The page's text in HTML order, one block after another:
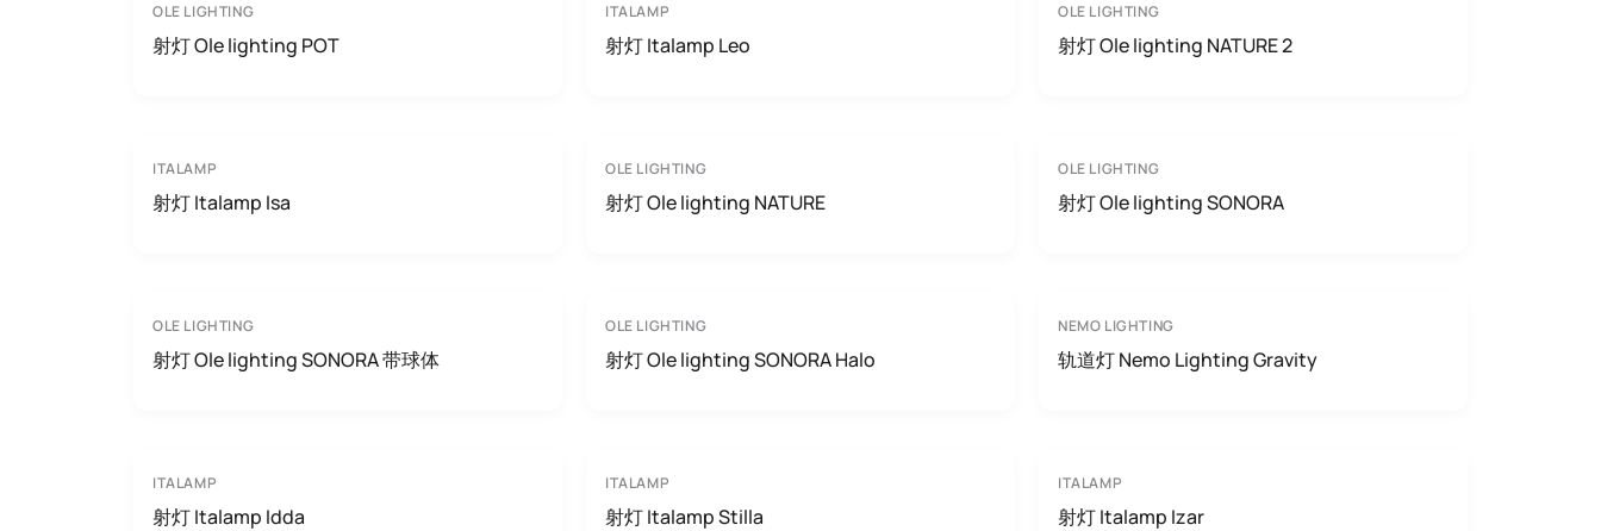
OLE LIGHTING
射灯 Ole lighting POT
ITALAMP
射灯 Italamp Leo
OLE LIGHTING
射灯 Ole lighting NATURE 2
ITALAMP
射灯 Italamp Isa
OLE LIGHTING
射灯 Ole lighting NATURE
OLE LIGHTING
射灯 Ole lighting SONORA
OLE LIGHTING
射灯 Ole lighting SONORA 带球体
OLE LIGHTING
射灯 Ole lighting SONORA Halo
NEMO LIGHTING
轨道灯 Nemo Lighting Gravity
ITALAMP
射灯 Italamp Idda
ITALAMP
射灯 Italamp Stilla
ITALAMP
射灯 Italamp Izar